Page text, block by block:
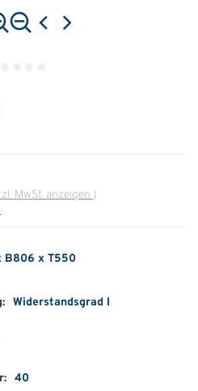
MwSt. anzeigen )
B806 x T550
Widerstandsgrad I
40